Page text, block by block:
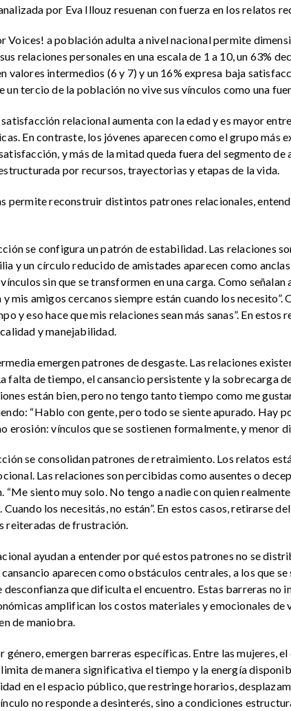
por Eva Illouz resuenan con fuerza en los relatos
Voices! a población adulta a nivel nacional permite
relaciones personales en una escala de 1 a 10, un 63%
valores intermedios (6 y 7) y un 16% expresa baja
un tercio de la población no vive sus vínculos como una
relacional aumenta con la edad y es mayor
En contraste, los jóvenes aparecen como el grupo más
y más de la mitad queda fuera del segmento
por recursos, trayectorias y etapas de la vida.
permite reconstruir distintos patrones relacionales,
se configura un patrón de estabilidad. Las relaciones
y un círculo reducido de amistades aparecen como
sin que se transformen en una carga. Como
mis amigos cercanos siempre están cuando los necesito”.
y eso hace que mis relaciones sean más sanas”. En
y manejabilidad.
emergen patrones de desgaste. Las relaciones
falta de tiempo, el cansancio persistente y la sobrecarga
están bien, pero no tengo tanto tiempo como me
“Hablo con gente, pero todo se siente apurado. Hay
erosión: vínculos que se sostienen formalmente, y menor
se consolidan patrones de retraimiento. Los relatos
Las relaciones son percibidas como ausentes o
siento muy solo. No tengo a nadie con quien
los necesitás, no están”. En estos casos, retirarse
reiteradas de frustración.
ayudan a entender por qué estos patrones no se
aparecen como obstáculos centrales, a los que
desconfianza que dificulta el encuentro. Estas barreras no
amplifican los costos materiales y emocionales de
de maniobra.
género, emergen barreras específicas. Entre las mujeres,
de manera significativa el tiempo y la energía
en el espacio público, que restringe horarios,
no responde a desinterés, sino a condiciones